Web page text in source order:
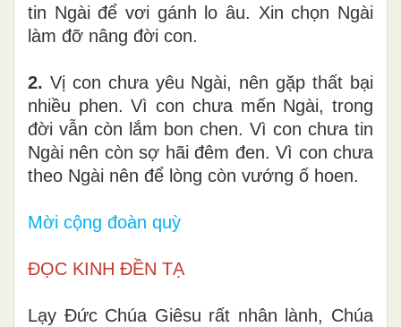
tin Ngài để vơi gánh lo âu. Xin chọn Ngài
làm đỡ nâng đời con.
2. Vị con chưa yêu Ngài, nên gặp thất bại
nhiều phen. Vì con chưa mến Ngài, trong
đời vẫn còn lắm bon chen. Vì con chưa tin
Ngài nên còn sợ hãi đêm đen. Vì con chưa
theo Ngài nên để lòng còn vướng ố hoen.
Mời cộng đoàn quỳ
ĐỌC KINH ĐỀN TẠ
Lạy Đức Chúa Giêsu rất nhân lành, Chúa